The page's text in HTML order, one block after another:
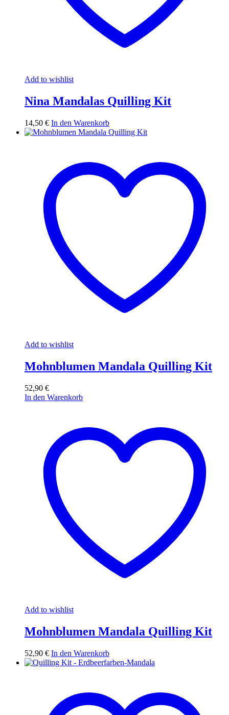
Add to wishlist
Nina Mandalas Quilling Kit
14,50 € In den Warenkorb
Add to wishlist
Mohnblumen Mandala Quilling Kit
52,90 €
In den Warenkorb
Add to wishlist
Mohnblumen Mandala Quilling Kit
52,90 € In den Warenkorb